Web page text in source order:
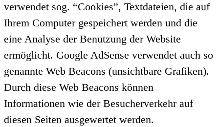
verwendet sog. “Cookies”, Textdateien, die auf
Ihrem Computer gespeichert werden und die
eine Analyse der Benutzung der Website
ermöglicht. Google AdSense verwendet auch so
genannte Web Beacons (unsichtbare Grafiken).
Durch diese Web Beacons können
Informationen wie der Besucherverkehr auf
diesen Seiten ausgewertet werden.